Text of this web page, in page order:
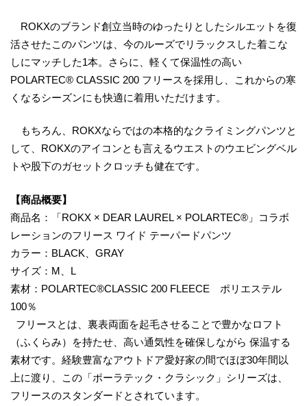
ROKXのブランド創立当時のゆったりとしたシルエットを復
活させたこのパンツは、今のルーズでリラックスした着こな
しにマッチした1本。さらに、軽くて保温性の高い
POLARTEC® CLASSIC 200 フリースを採用し、これからの寒
くなるシーズンにも快適に着用いただけます。
もちろん、ROKXならではの本格的なクライミングパンツと
して、ROKXのアイコンとも言えるウエストのウエビングベル
トや股下のガセットクロッチも健在です。
【商品概要】
商品名：「ROKX × DEAR LAUREL × POLARTEC®」コラボ
レーションのフリース ワイド テーパードパンツ
カラー：BLACK、GRAY
サイズ：M、L
素材：POLARTEC®CLASSIC 200 FLEECE ポリエステル
100％
フリースとは、裏表両面を起毛させることで豊かなロフト
（ふくらみ）を持たせ、高い通気性を確保しながら 保温する
素材です。経験豊富なアウトドア愛好家の間でほぼ30年間以
上に渡り、この「ポーラテック・クラシック」シリーズは、
フリースのスタンダードとされています。